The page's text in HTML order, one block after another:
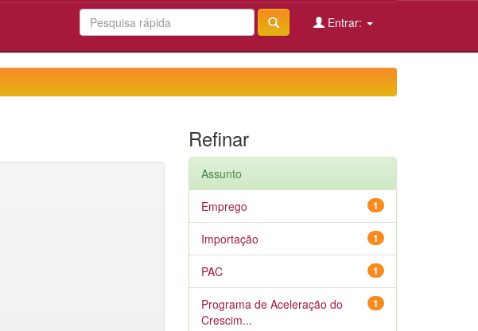
Entrar:
Refinar
Assunto
1
Emprego
1
Importação
1
PAC
1
Programa de Aceleração do
Crescim...